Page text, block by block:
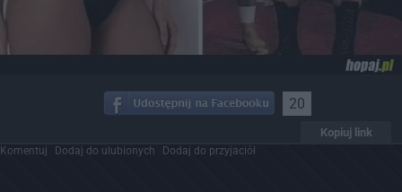
20
Kopiuj link
Komentuj Dodaj do ulubionych Dodaj do przyjaciół